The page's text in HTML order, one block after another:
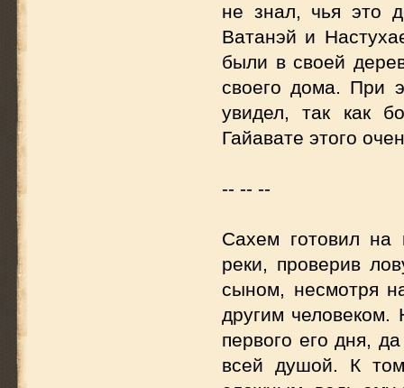
не знал, чья это
Ватанэй и
были в своей
своего дома. При
увидел, так как
Гайавате этого
-- -- --
Сахем готовил на
реки, проверив
сыном, несмотря
другим человеком.
первого его дня,
всей душой. К